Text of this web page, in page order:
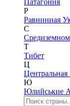
Патагония
Р
Равнинная
С
Т
Тибет
Ц
Ю
Юлийськие